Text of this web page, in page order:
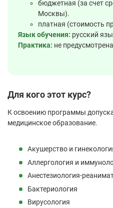
бюджетная (за счет
Москвы).
платная (стоимость
Язык обучения: русский
Практика: не
Для кого этот курс?
К освоению программы
медицинское образование.
Акушерство и
Аллергология и
Анестезиология-
Бактериология
Вирусология